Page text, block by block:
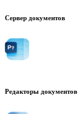
Сервер документов
Редакторы документов